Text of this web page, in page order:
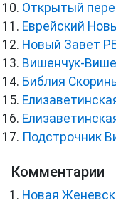
Открытый
Еврейский
Новый Завет
Вишенчук-
Библия
Подстрочник
Комментарии
Новая